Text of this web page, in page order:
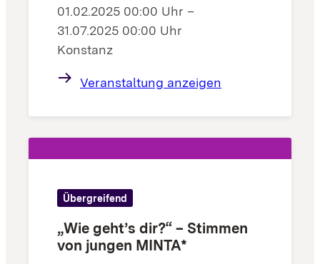
01.02.2025 00:00 Uhr –
31.07.2025 00:00 Uhr
Konstanz
Veranstaltung anzeigen
Übergreifend
„Wie geht’s dir?“ – Stimmen
von jungen MINTA*